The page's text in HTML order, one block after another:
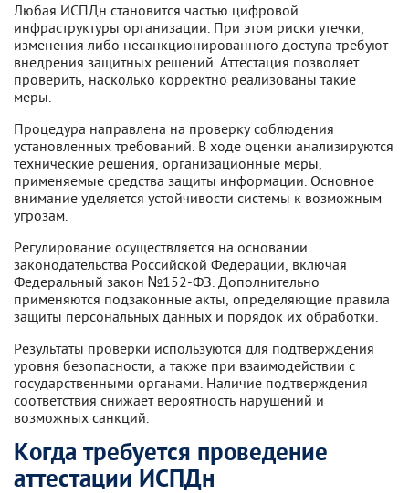
Любая ИСПДн становится частью цифровой
инфраструктуры организации. При этом риски утечки,
изменения либо несанкционированного доступа требуют
внедрения защитных решений. Аттестация позволяет
проверить, насколько корректно реализованы такие
меры.
Процедура направлена на проверку соблюдения
установленных требований. В ходе оценки анализируются
технические решения, организационные меры,
применяемые средства защиты информации. Основное
внимание уделяется устойчивости системы к возможным
угрозам.
Регулирование осуществляется на основании
законодательства Российской Федерации, включая
Федеральный закон №152-ФЗ. Дополнительно
применяются подзаконные акты, определяющие правила
защиты персональных данных и порядок их обработки.
Результаты проверки используются для подтверждения
уровня безопасности, а также при взаимодействии с
государственными органами. Наличие подтверждения
соответствия снижает вероятность нарушений и
возможных санкций.
Когда требуется проведение
аттестации ИСПДн